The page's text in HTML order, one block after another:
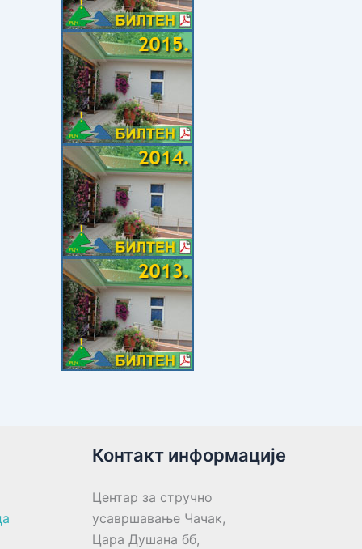
Контакт информације
Центар за стручно
усавршавање Чачак,
Цара Душана бб,